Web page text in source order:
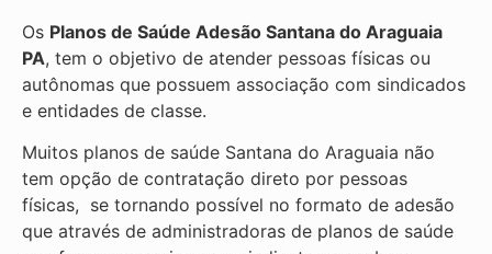
Os Planos de Saúde Adesão Santana do Araguaia
PA, tem o objetivo de atender pessoas físicas ou
autônomas que possuem associação com sindicados
e entidades de classe.
Muitos planos de saúde Santana do Araguaia não
tem opção de contratação direto por pessoas
físicas, se tornando possível no formato de adesão
que através de administradoras de planos de saúde